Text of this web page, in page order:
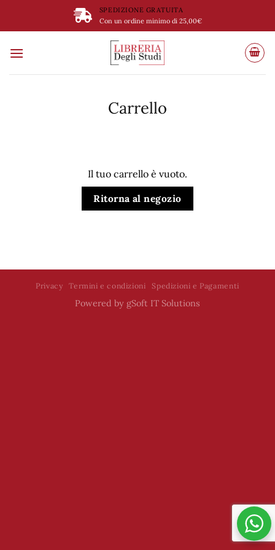
SPEDIZIONE GRATUITA
Con un ordine minimo di 25,00€
Carrello
Il tuo carrello è vuoto.
Ritorna al negozio
Privacy Termini e condizioni Spedizioni e Pagamenti
Powered by gSoft IT Solutions